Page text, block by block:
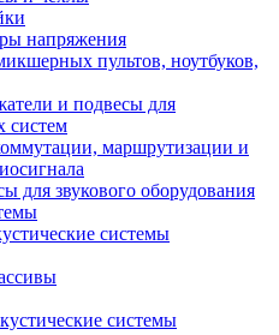
напряжения
пультов, ноутбуков,
и подвесы для
систем
маршрутизации и
для звукового оборудования
системы
системы